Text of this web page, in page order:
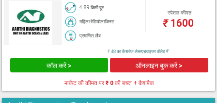
4.89 किमी दूर
महिला रेडियोलाजिस्ट
प्रमाणित लैब
स्पेशल कीमत
₹1600
₹ 48 का कैशबैक लैब्सएडवाइजर वॉलेट में
कॉल करें > ऑनलाइन बुक करें >
मार्केट की कीमत पर₹ 0की बचत + कैशबैक